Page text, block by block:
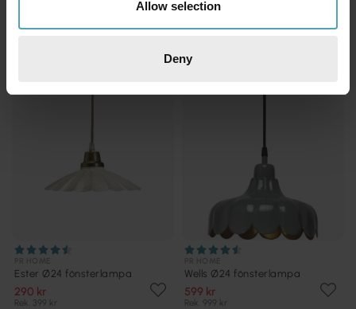
Allow selection
Deny
Ester Ø24 fönsterlampa
290 kr
Rek. 399 kr
Wells Ø24 fönsterlampa
599 kr
Rek. 999 kr